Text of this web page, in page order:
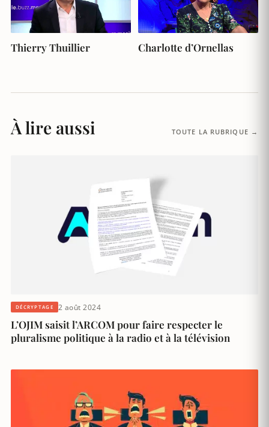
Thierry Thuillier Charlotte d’Ornellas
À lire aussi TOUTE LA RUBRIQUE →
DÉCRYPTAGE 2 août 2024
L’OJIM saisit l’ARCOM pour faire respecter le
pluralisme politique à la radio et à la télévision